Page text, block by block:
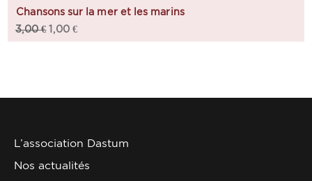
Chansons sur la mer et les marins
3,00€ 1,00 €
L’association Dastum
Nos actualités